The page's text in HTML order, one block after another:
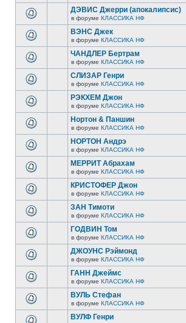
ДЭВИС Джерри (апокалипсис)
в форуме КЛАССИКА НФ
ВЭНС Джек
в форуме КЛАССИКА НФ
ЧАНДЛЕР Бертрам
в форуме КЛАССИКА НФ
СЛИЗАР Генри
в форуме КЛАССИКА НФ
РЭКХЕМ Джон
в форуме КЛАССИКА НФ
Нортон & Паншин
в форуме КЛАССИКА НФ
НОРТОН Андрэ
в форуме КЛАССИКА НФ
МЕРРИТ Абрахам
в форуме КЛАССИКА НФ
КРИСТОФЕР Джон
в форуме КЛАССИКА НФ
ЗАН Тимоти
в форуме КЛАССИКА НФ
ГОДВИН Том
в форуме КЛАССИКА НФ
ДЖОУНС Рэймонд
в форуме КЛАССИКА НФ
ГАНН Джеймс
в форуме КЛАССИКА НФ
ВУЛЬ Стефан
в форуме КЛАССИКА НФ
ВУЛФ Генри